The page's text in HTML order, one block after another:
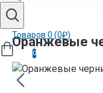
Товаров 0 (0₽)
0
Оранжевые